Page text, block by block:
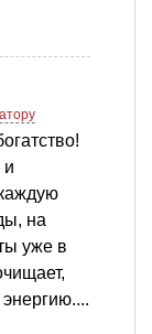
и
на
уже в